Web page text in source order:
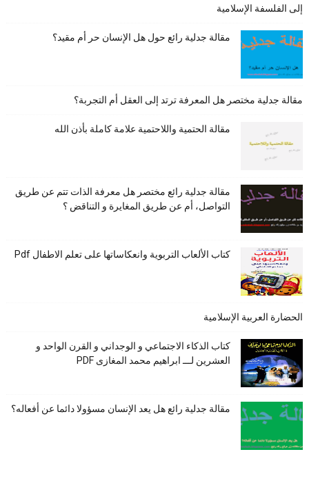
إلى الفلسفة الإسلامية
مقالة جدلية رائع حول هل الإنسان حر أم مقيد؟
مقالة جدلية مختصر هل المعرفة ترتد إلى العقل أم التجربة؟
مقالة الحتمية واللاحتمية علامة كاملة بأذن الله
مقالة جدلية رائع مختصر هل معرفة الذات تتم عن طريق
التواصل، أم عن طريق المغايرة و التناقض ؟
كتاب الألعاب التربوية وانعكاساتها على تعلم الاطفال Pdf
الحضارة العربية الإسلامية
كتاب الذكاء الاجتماعي و الوجداني و القرن الواحد و
العشرين لـــ ابراهيم محمد المغازى PDF
مقالة جدلية رائع هل يعد الإنسان مسؤولا دائما عن أفعاله؟